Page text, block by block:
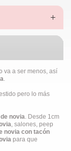
va a ser menos, así
.
pero lo más
novia. Desde 1cm
, salones, peep
novia con tacón
para que